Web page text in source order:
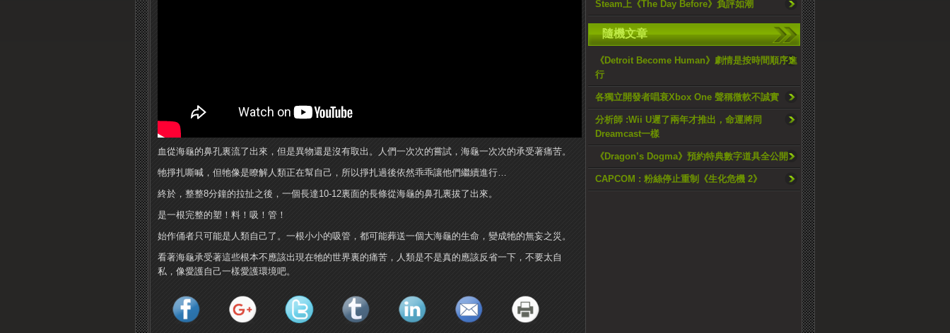
Steam上《The Day Before》負評如潮
隨機文章
《Detroit Become Human》劇情是按時間順序進
行
各獨立開發者唱衰Xbox One 聲稱微軟不誠實
分析師 :Wii U遲了兩年才推出，命運將同
Dreamcast一樣
《Dragon’s Dogma》預約特典數字道具全公開
CAPCOM : 粉絲停止重制《生化危機 2》
血從海龜的鼻孔裏流了出來，但是異物還是沒有取出。人們一次次的嘗試，海龜一次次的承受著痛苦。
牠掙扎嘶喊，但牠像是瞭解人類正在幫自己，所以掙扎過後依然乖乖讓他們繼續進行…
終於，整整8分鐘的拉扯之後，一個長達10-12裏面的長條從海龜的鼻孔裏拔了出來。
是一根完整的塑！料！吸！管！
始作俑者只可能是人類自己了。一根小小的吸管，都可能葬送一個大海龜的生命，變成牠的無妄之災。
看著海龜承受著這些根本不應該出現在牠的世界裏的痛苦，人類是不是真的應該反省一下，不要太自
私，像愛護自己一樣愛護環境吧。